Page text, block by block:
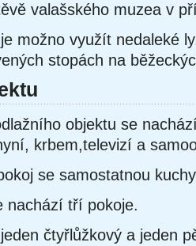
valašského muzea v
možno využít nedaleké
stopách na
objektu se
krbem,televizí a
se samostatnou
nachází tří pokoje.
čtyřlůžkový a jeden